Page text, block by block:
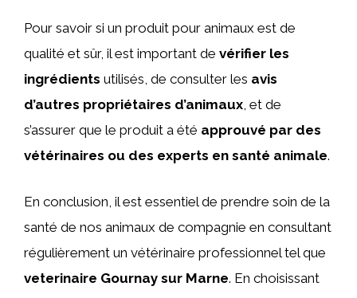
Pour savoir si un produit pour animaux est de
qualité et sûr, il est important de vérifier les
ingrédients utilisés, de consulter les avis
d’autres propriétaires d’animaux, et de
s’assurer que le produit a été approuvé par des
vétérinaires ou des experts en santé animale.
En conclusion, il est essentiel de prendre soin de la
santé de nos animaux de compagnie en consultant
régulièrement un vétérinaire professionnel tel que
veterinaire Gournay sur Marne. En choisissant